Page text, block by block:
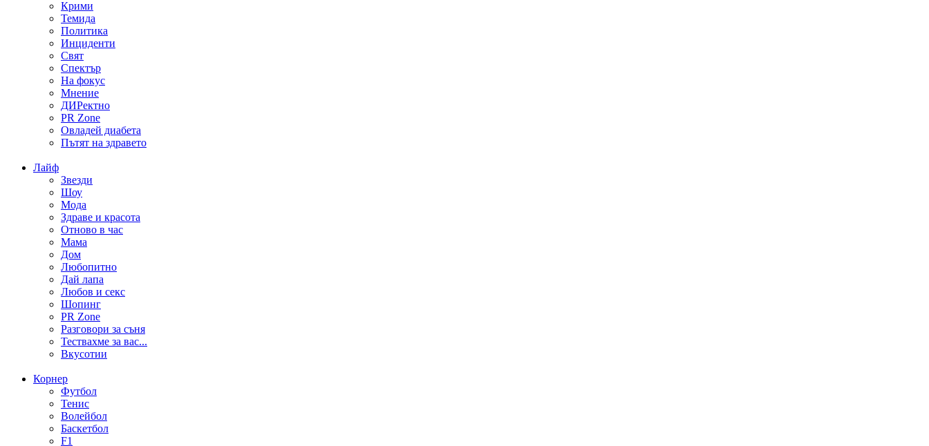
Крими
Темида
Политика
Инциденти
Свят
Спектър
На фокус
Мнение
ДИРектно
PR Zone
Овладей диабета
Пътят на здравето
Лайф
Звезди
Шоу
Мода
Здраве и красота
Отново в час
Мама
Дом
Любопитно
Дай лапа
Любов и секс
Шопинг
PR Zone
Разговори за съня
Тествахме за вас...
Вкусотии
Корнер
Футбол
Тенис
Волейбол
Баскетбол
F1